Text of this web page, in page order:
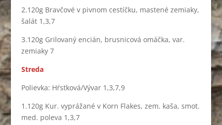
2.120g Bravčové v pivnom cestíčku, mastené zemiaky,
šalát 1,3,7
3.120g Grilovaný encián, brusnicová omáčka, var.
zemiaky 7
Streda
Polievka: Hŕstková/Vývar 1,3,7,9
1.120g Kur. vyprážané v Korn Flakes, zem. kaša, smot.
med. poleva 1,3,7